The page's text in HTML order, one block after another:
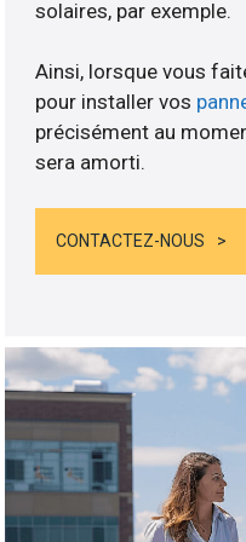
solaires, par exemple.
Ainsi, lorsque vous
pour installer vos
précisément au
sera amorti.
CONTACTEZ-NOUS